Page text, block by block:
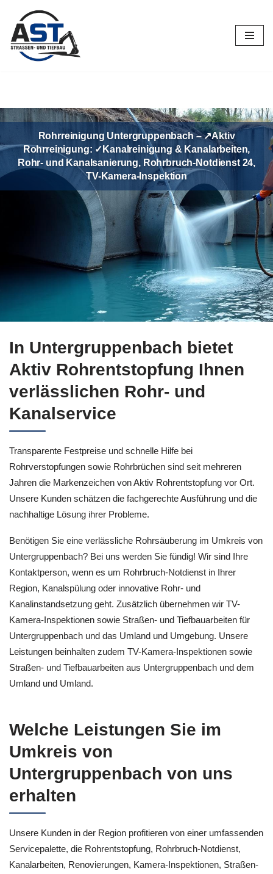
Zum
Inhalt
springen
Rohrreinigung Untergruppenbach – ↗️Aktiv
Rohrreinigung: ✓Kanalreinigung & Kanalarbeiten,
Rohr- und Kanalsanierung, Rohrbruch-Notdienst 24,
TV-Kamera-Inspektion
In Untergruppenbach bietet
Aktiv Rohrentstopfung Ihnen
verlässlichen Rohr- und
Kanalservice
Transparente Festpreise und schnelle Hilfe bei
Rohrverstopfungen sowie Rohrbrüchen sind seit mehreren
Jahren die Markenzeichen von Aktiv Rohrentstopfung vor Ort.
Unsere Kunden schätzen die fachgerechte Ausführung und die
nachhaltige Lösung ihrer Probleme.
Benötigen Sie eine verlässliche Rohrsäuberung im Umkreis von
Untergruppenbach? Bei uns werden Sie fündig! Wir sind Ihre
Kontaktperson, wenn es um Rohrbruch-Notdienst in Ihrer
Region, Kanalspülung oder innovative Rohr- und
Kanalinstandsetzung geht. Zusätzlich übernehmen wir TV-
Kamera-Inspektionen sowie Straßen- und Tiefbauarbeiten für
Untergruppenbach und das Umland und Umgebung. Unsere
Leistungen beinhalten zudem TV-Kamera-Inspektionen sowie
Straßen- und Tiefbauarbeiten aus Untergruppenbach und dem
Umland und Umland.
Welche Leistungen Sie im
Umkreis von
Untergruppenbach von uns
erhalten
Unsere Kunden in der Region profitieren von einer umfassenden
Servicepalette, die Rohrentstopfung, Rohrbruch-Notdienst,
Kanalarbeiten, Renovierungen, Kamera-Inspektionen, Straßen-